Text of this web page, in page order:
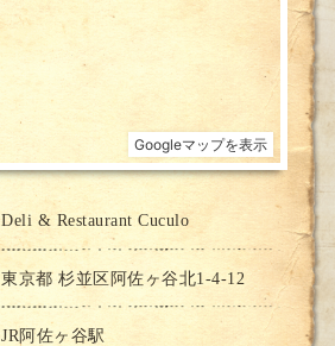
Deli & Restaurant Cuculo
東京都 杉並区阿佐ヶ谷北1-4-12
JR阿佐ヶ谷駅